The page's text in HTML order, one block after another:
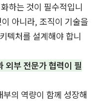
하는 것이 필수적입니
아니라, 조직이 기술을
텍처를 설계해야 합니
외부 전문가 협력이 필
의 역량이 함께 성장해